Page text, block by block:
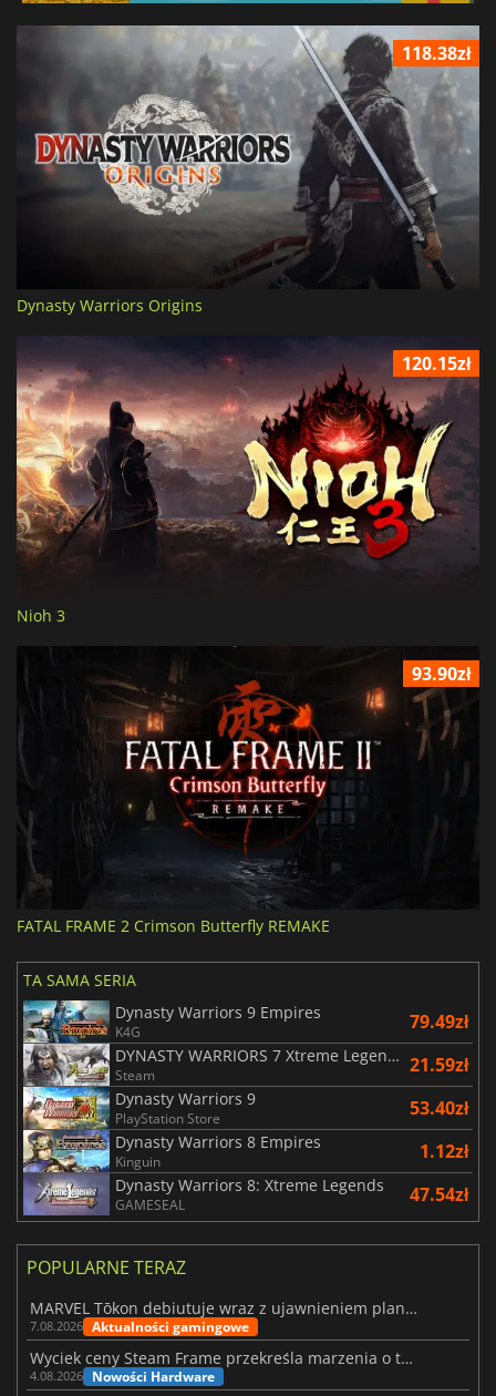
118.38zł
Dynasty Warriors Origins
120.15zł
Nioh 3
93.90zł
FATAL FRAME 2 Crimson Butterfly REMAKE
TA SAMA SERIA
Dynasty Warriors 9 Empires
K4G 79.49zł
DYNASTY WARRIORS 7 Xtreme Legends Definitive Edition
Steam 21.59zł
Dynasty Warriors 9
PlayStation Store 53.40zł
Dynasty Warriors 8 Empires
Kinguin 1.12zł
Dynasty Warriors 8: Xtreme Legends
GAMESEAL 47.54zł
POPULARNE TERAZ
MARVEL Tōkon debiutuje wraz z ujawnieniem planu rozwoju na pierwszy rok
7.08.2026 Aktualności gamingowe
Wyciek ceny Steam Frame przekreśla marzenia o tanim zestawie VR
4.08.2026 Nowości Hardware